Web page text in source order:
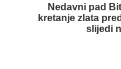
Nedavni pad
kretanje zlata
slijedi